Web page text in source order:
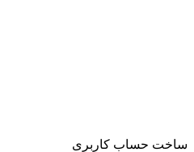
ساخت حساب کاربری